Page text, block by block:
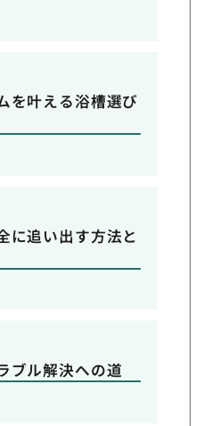
を叶える浴槽選び
に追い出す方法と
ブル解決への道